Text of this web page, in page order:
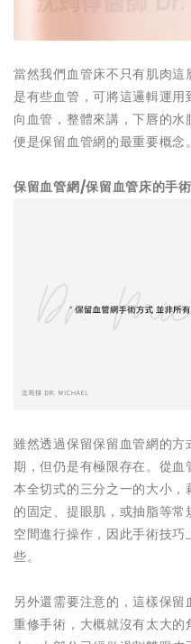
當然我們血管床不只有肌肉
是有些血管，可將這邏輯運
向血管，整體來講，下唇的
便是保留血管網的最重要概念。
保留血管網/保留血管床的手
雖然透過保留保留血管網的
期，但仍是有極限存在。從
本全切式的三分之一的大小
的固定、提眼肌，或抽脂等
空間進行操作，因此手術技
些。
另外還需要注意的，這樣保
重修手術，大概就沒有太大